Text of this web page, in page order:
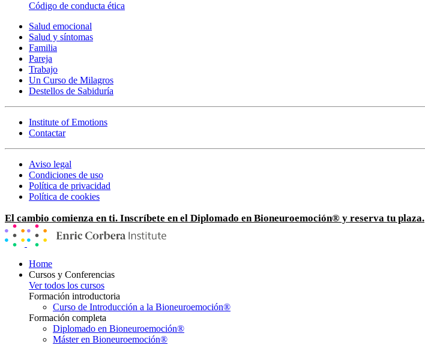
Código de conducta ética
Salud emocional
Salud y síntomas
Familia
Pareja
Trabajo
Un Curso de Milagros
Destellos de Sabiduría
Institute of Emotions
Contactar
Aviso legal
Condiciones de uso
Política de privacidad
Política de cookies
El cambio comienza en ti. Inscríbete en el Diplomado en Bioneuroemoción® y reserva tu plaza.
Home
Cursos y Conferencias
Ver todos los cursos
Formación introductoria
Curso de Introducción a la Bioneuroemoción®
Formación completa
Diplomado en Bioneuroemoción®
Máster en Bioneuroemoción®